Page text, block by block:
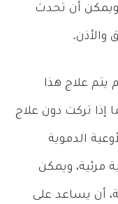
ويمكن أن تحدث
والأذن.
يتم علاج هذا
إذا تركت دون علاج
الدموية
مرئية، ويمكن
أن يساعد على